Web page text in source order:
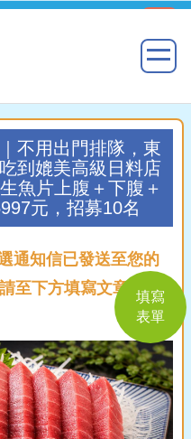
不用出門排隊，東
到媲美高級日料店
魚片上腹＋下腹＋
元，招募10名
通知信已發送至您的
至下方填寫文章回覆
填寫
表單